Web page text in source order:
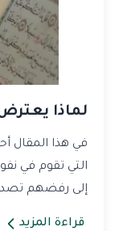
لماذا
في هذا المقال
التي تقوم في
إلى رفضهم
قراءة المزيد